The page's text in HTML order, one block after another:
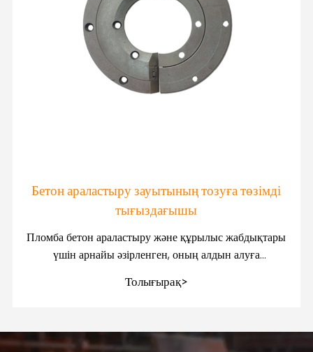
Бетон араластыру зауытының тозуға төзімді
тығыздағышы
Пломба бетон араластыру және құрылыс жабдықтары
үшін арнайы әзірленген, оның алдын алуға
Толығырақ>